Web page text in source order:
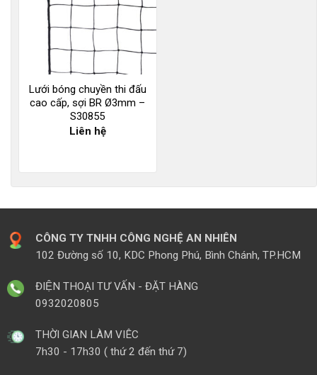
Lưới bóng chuyền thi đấu
cao cấp, sợi BR Ø3mm –
S30855
Liên hệ
CÔNG TY TNHH CÔNG NGHỆ AN NHIÊN
102 Đường số 10, KDC Phong Phú, Bình Chánh, TP.HCM
ĐIỆN THOẠI TƯ VẤN - ĐẶT HÀNG
0932020805
THỜI GIAN LÀM VIÊC
7h30 - 17h30 ( thứ 2 đến thứ 7)